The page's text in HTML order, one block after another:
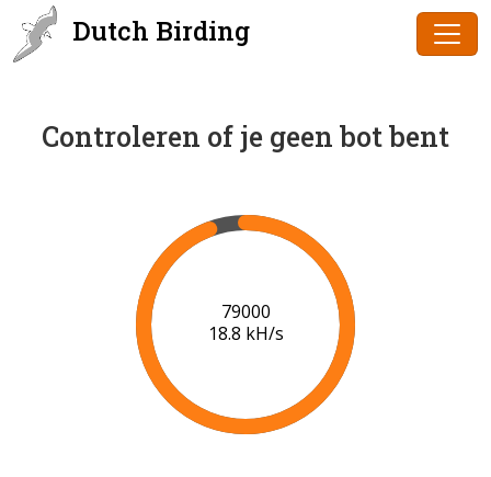
Dutch Birding
Controleren of je geen bot bent
80000
18.9 kH/s